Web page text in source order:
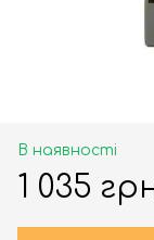
В наявності
1 035